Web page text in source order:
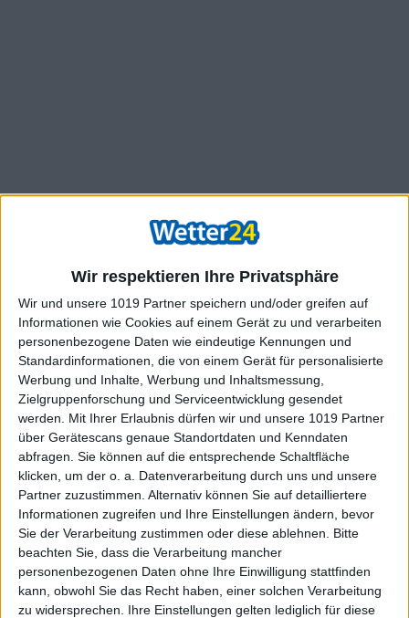
Wir respektieren Ihre Privatsphäre
Wir und unsere 1019 Partner speichern und/oder greifen auf
Informationen wie Cookies auf einem Gerät zu und verarbeiten
personenbezogene Daten wie eindeutige Kennungen und
Standardinformationen, die von einem Gerät für personalisierte
Werbung und Inhalte, Werbung und Inhaltsmessung,
Zielgruppenforschung und Serviceentwicklung gesendet
werden.
Mit Ihrer Erlaubnis dürfen wir und unsere 1019 Partner
über Gerätescans genaue Standortdaten und Kenndaten
abfragen. Sie können auf die entsprechende Schaltfläche
klicken, um der o. a. Datenverarbeitung durch uns und unsere
Partner zuzustimmen. Alternativ können Sie auf detailliertere
Informationen zugreifen und Ihre Einstellungen ändern, bevor
Sie der Verarbeitung zustimmen oder diese ablehnen.
Bitte
beachten Sie, dass die Verarbeitung mancher
personenbezogenen Daten ohne Ihre Einwilligung stattfinden
kann, obwohl Sie das Recht haben, einer solchen Verarbeitung
zu widersprechen. Ihre Einstellungen gelten lediglich für diese